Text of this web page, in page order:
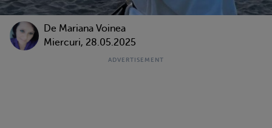
De Mariana Voinea
Miercuri, 28.05.2025